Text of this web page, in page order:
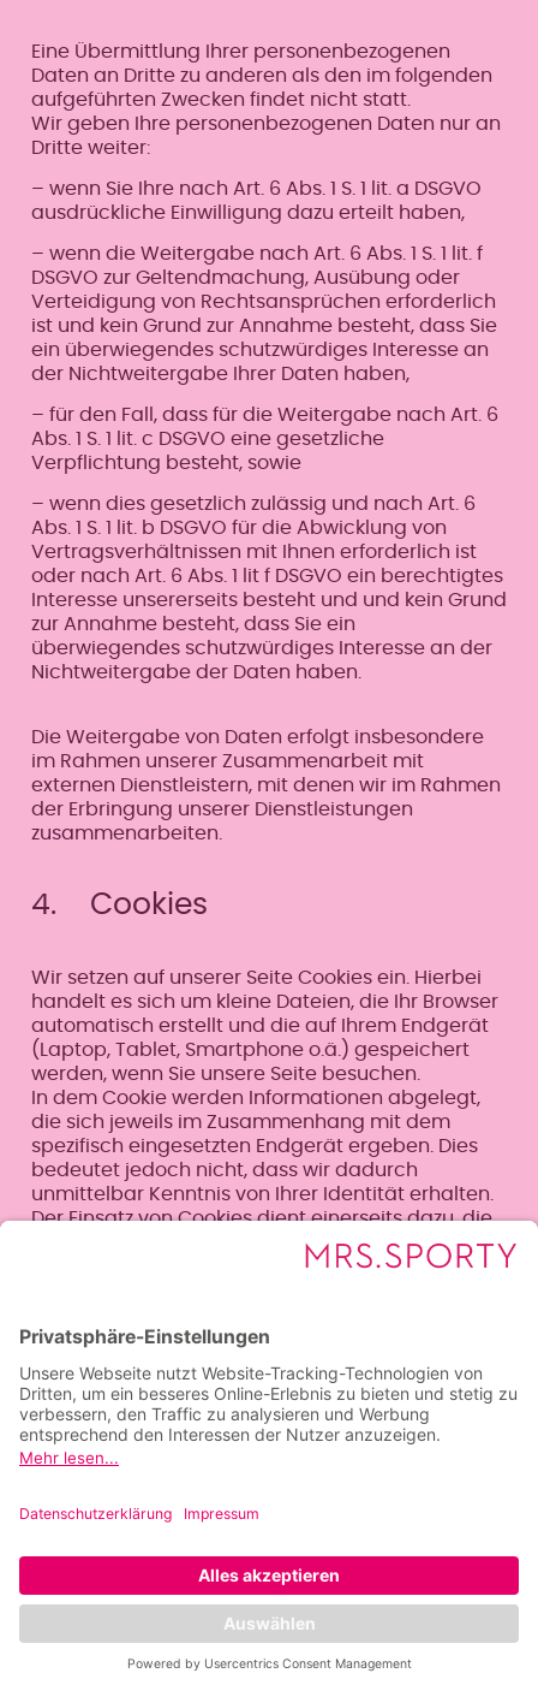
Eine Übermittlung Ihrer personenbezogenen
Daten an Dritte zu anderen als den im folgenden
aufgeführten Zwecken findet nicht statt.
Wir geben Ihre personenbezogenen Daten nur an
Dritte weiter:
– wenn Sie Ihre nach Art. 6 Abs. 1 S. 1 lit. a DSGVO
ausdrückliche Einwilligung dazu erteilt haben,
– wenn die Weitergabe nach Art. 6 Abs. 1 S. 1 lit. f
DSGVO zur Geltendmachung, Ausübung oder
Verteidigung von Rechtsansprüchen erforderlich
ist und kein Grund zur Annahme besteht, dass Sie
ein überwiegendes schutzwürdiges Interesse an
der Nichtweitergabe Ihrer Daten haben,
– für den Fall, dass für die Weitergabe nach Art. 6
Abs. 1 S. 1 lit. c DSGVO eine gesetzliche
Verpflichtung besteht, sowie
– wenn dies gesetzlich zulässig und nach Art. 6
Abs. 1 S. 1 lit. b DSGVO für die Abwicklung von
Vertragsverhältnissen mit Ihnen erforderlich ist
oder nach Art. 6 Abs. 1 lit f DSGVO ein berechtigtes
Interesse unsererseits besteht und und kein Grund
zur Annahme besteht, dass Sie ein
überwiegendes schutzwürdiges Interesse an der
Nichtweitergabe der Daten haben.
Die Weitergabe von Daten erfolgt insbesondere
im Rahmen unserer Zusammenarbeit mit
externen Dienstleistern, mit denen wir im Rahmen
der Erbringung unserer Dienstleistungen
zusammenarbeiten.
4. Cookies
Wir setzen auf unserer Seite Cookies ein. Hierbei
handelt es sich um kleine Dateien, die Ihr Browser
automatisch erstellt und die auf Ihrem Endgerät
(Laptop, Tablet, Smartphone o.ä.) gespeichert
werden, wenn Sie unsere Seite besuchen.
In dem Cookie werden Informationen abgelegt,
die sich jeweils im Zusammenhang mit dem
spezifisch eingesetzten Endgerät ergeben. Dies
bedeutet jedoch nicht, dass wir dadurch
unmittelbar Kenntnis von Ihrer Identität erhalten.
Der Einsatz von Cookies dient einerseits dazu, die
Nutzung unseres Angebots für Sie angenehmer zu
gestalten. So setzen wir sogenannte Session-
Diese werden nach Verlassen unserer Seite
automatisch gelöscht.
Darüber hinaus setzen wir ebenfalls zur
Optimierung der Benutzerfreundlichkeit
temporäre Cookies ein, die für einen bestimmten
festgelegten Zeitraum auf Ihrem Endgerät
erneut, um unsere Dienste in Anspruch zu
bereits bei uns waren und welche Eingaben und
Einstellungen sie getätigt haben, um diese nicht
noch einmal eingeben zu müssen.
Zum anderen setzten wir Cookies ein, um die
und zum Zwecke der Optimierung unseres